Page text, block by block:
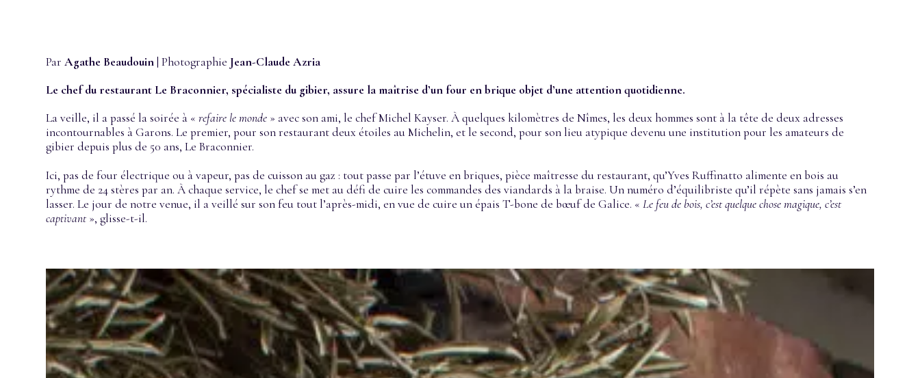
ParAgathe Beaudouin | Photographie Jean-Claude Azria
Le chef du restaurant Le Braconnier, spécialiste du gibier, assure la maîtrise d’un four en brique objet d’une attention quotidienne.
La veille, il a passé la soirée à «refaire le monde » avec son ami, le chef Michel Kayser. À quelques kilomètres de Nîmes, les deux hommes sont à la tête de deux adresses
incontournables à Garons. Le premier, pour son restaurant deux étoiles au Michelin, et le second, pour son lieu atypique devenu une institution pour les amateurs de
gibier depuis plus de 50 ans, Le Braconnier.
Ici, pas de four électrique ou à vapeur, pas de cuisson au gaz : tout passe par l’étuve en briques, pièce maîtresse du restaurant, qu’Yves Ruffinatto alimente en bois au
rythme de 24 stères par an. À chaque service, le chef se met au défi de cuire les commandes des viandards à la braise. Un numéro d’équilibriste qu’il répète sans jamais s’en
lasser. Le jour de notre venue, il a veillé sur son feu tout l’après-midi, en vue de cuire un épais T-bone de bœuf de Galice. «Le feu de bois, c’est quelque chose magique, c’est
captivant », glisse-t-il.